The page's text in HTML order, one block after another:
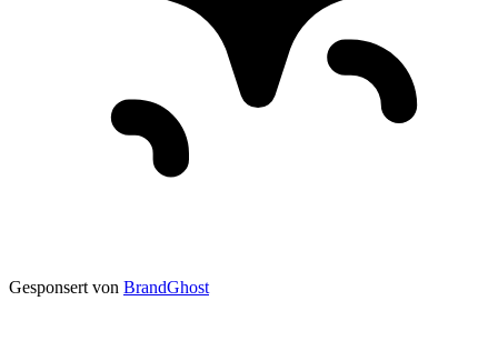
Gesponsert von BrandGhost